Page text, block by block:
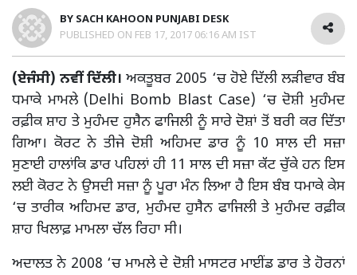
BY SACH KAHOON PUNJABI DESK
PUBLISHED ON FEB 17, 2017 06:16 AM IST
(ਏਜੰਸੀ) ਨਵੀਂ ਦਿੱਲੀ। ਅਕਤੂਬਰ 2005 ‘ਚ ਹੋਏ ਦਿੱਲੀ ਲੜੀਵਾਰ ਬੰਬ
ਧਮਾਕੇ ਮਾਮਲੇ (Delhi Bomb Blast Case) ‘ਚ ਦੋਸ਼ੀ ਮੁਹੰਮਦ
ਰਫ਼ੀਕ ਸ਼ਾਹ ਤੇ ਮੁਹੰਮਦ ਹੁਸੈਨ ਫਾਜਿਲੀ ਨੂੰ ਸਾਰੇ ਦੋਸ਼ਾਂ ਤੋਂ ਬਰੀ ਕਰ ਦਿੱਤਾ
ਗਿਆ। ਕੋਰਟ ਨੇ ਤੀਜੇ ਦੋਸ਼ੀ ਅਹਿਮਦ ਡਾਰ ਨੂੰ 10 ਸਾਲ ਦੀ ਸਜ਼ਾ
ਸੁਣਾਈ ਹਾਲਾਂਕਿ ਡਾਰ ਪਹਿਲਾਂ ਹੀ 11 ਸਾਲ ਦੀ ਸਜ਼ਾ ਕੱਟ ਚੁੱਕੇ ਹਨ ਇਸ
ਲਈ ਕੋਰਟ ਨੇ ਉਸਦੀ ਸਜ਼ਾ ਨੂੰ ਪੂਰਾ ਮੰਨ ਲਿਆ ਹੈ ਇਸ ਬੰਬ ਧਮਾਕੇ ਕੇਸ
‘ਚ ਤਾਰੀਕ ਅਹਿਮਦ ਡਾਰ, ਮੁਹੰਮਦ ਹੁਸੈਨ ਫਾਜਿਲੀ ਤੇ ਮੁਹੰਮਦ ਰਫ਼ੀਕ
ਸ਼ਾਹ ਖਿਲਾਫ਼ ਮਾਮਲਾ ਚੱਲ ਰਿਹਾ ਸੀ।
ਅਦਾਲਤ ਨੇ 2008 ‘ਚ ਮਾਮਲੇ ਦੇ ਦੋਸ਼ੀ ਮਾਸਟਰ ਮਾਈਂਡ ਡਾਰ ਤੇ ਹੋਰਨਾਂ